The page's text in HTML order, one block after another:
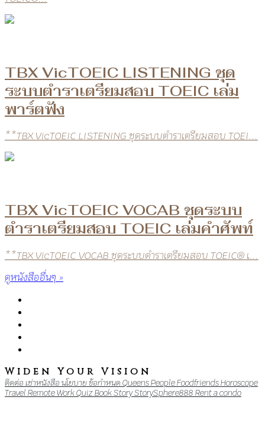
TBX VicTOEIC LISTENING ชุด
ระบบตำราเตรียมสอบ TOEIC เล่ม
พาร์ตฟัง
**TBX VicTOEIC LISTENING ชุดระบบตำราเตรียมสอบ TOEI...
TBX VicTOEIC VOCAB ชุดระบบ
ตำราเตรียมสอบ TOEIC เล่มคำศัพท์
**TBX VicTOEIC VOCAB ชุดระบบตำราเตรียมสอบ TOEIC® เ...
ดูหนังสืออื่นๆ »
Widen Your Vision
ติดต่อ เช่าหนังสือ นโยบายข้อกำหนดQueensPeopleFoodfriendsHoroscope
Travel Remote WorkQuizBookStoryStorySphere888 Rent a condo